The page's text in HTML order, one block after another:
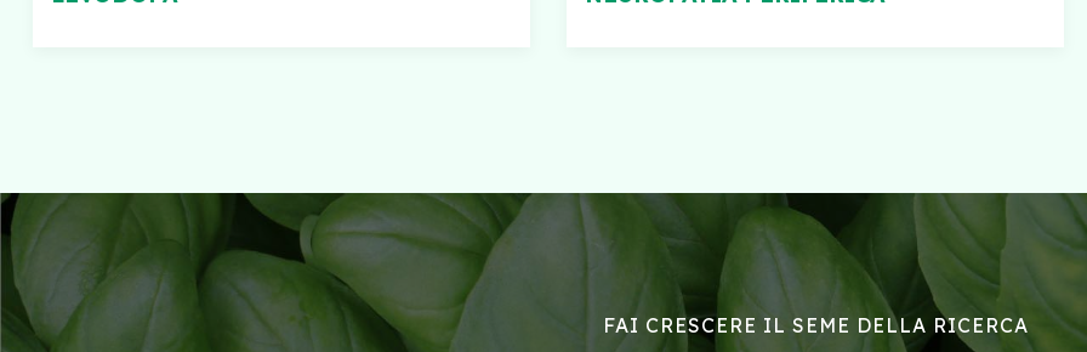
FAI CRESCERE IL SEME DELLA RICERCA